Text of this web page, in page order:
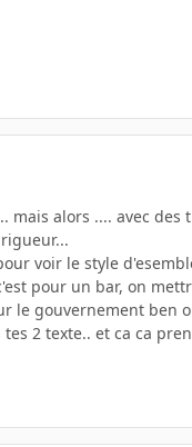
alors .... avec des
voir le style
pour un bar, on
le gouvernement ben
2 texte.. et ca ca